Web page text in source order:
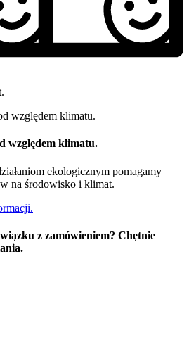
względem klimatu.
ekologicznym pomagamy
na środowisko i klimat.
z zamówieniem? Chętnie